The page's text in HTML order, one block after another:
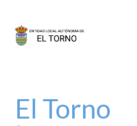
SALUDA DEL ALCALDE
El Torno